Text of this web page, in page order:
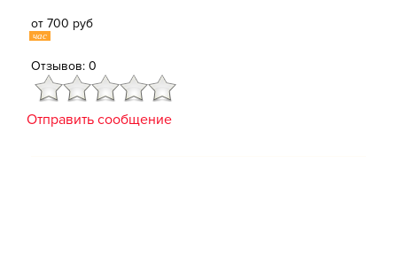
от 700 руб
час
Отзывов: 0
Отправить сообщение